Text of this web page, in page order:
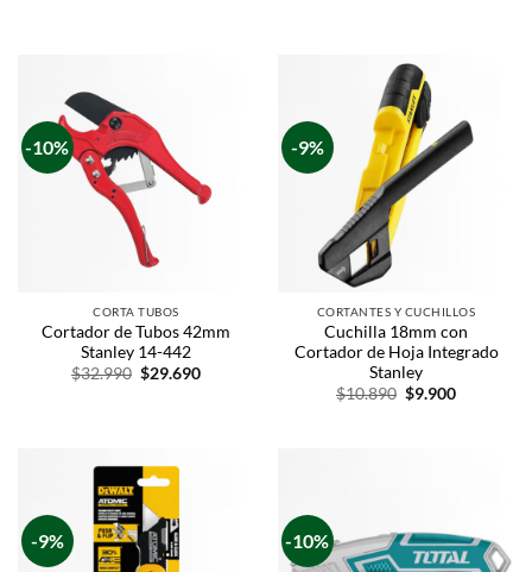
-10%
CORTA TUBOS
Cortador de Tubos 42mm
Stanley 14-442
$32.990 $29.690
-9%
CORTANTES Y CUCHILLOS
Cuchilla 18mm con
Cortador de Hoja Integrado
Stanley
$10.890 $9.900
-9% -10%